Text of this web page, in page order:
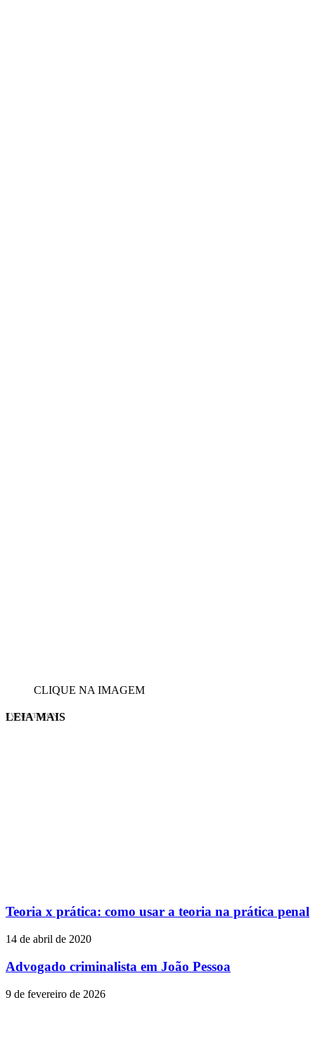
CLIQUE NA IMAGEM
EVINIS TALON
LEIA MAIS
Teoria x prática: como usar a teoria na prática penal
14 de abril de 2020
Advogado criminalista em João Pessoa
9 de fevereiro de 2026